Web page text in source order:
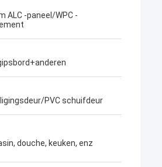
Wat een prachtig team, ik gelukkig ben te
zijn partners, en ik ben ook gelukkig
ALC -paneel/WPC -
PVC schuifdeur
douche, keuken, enz